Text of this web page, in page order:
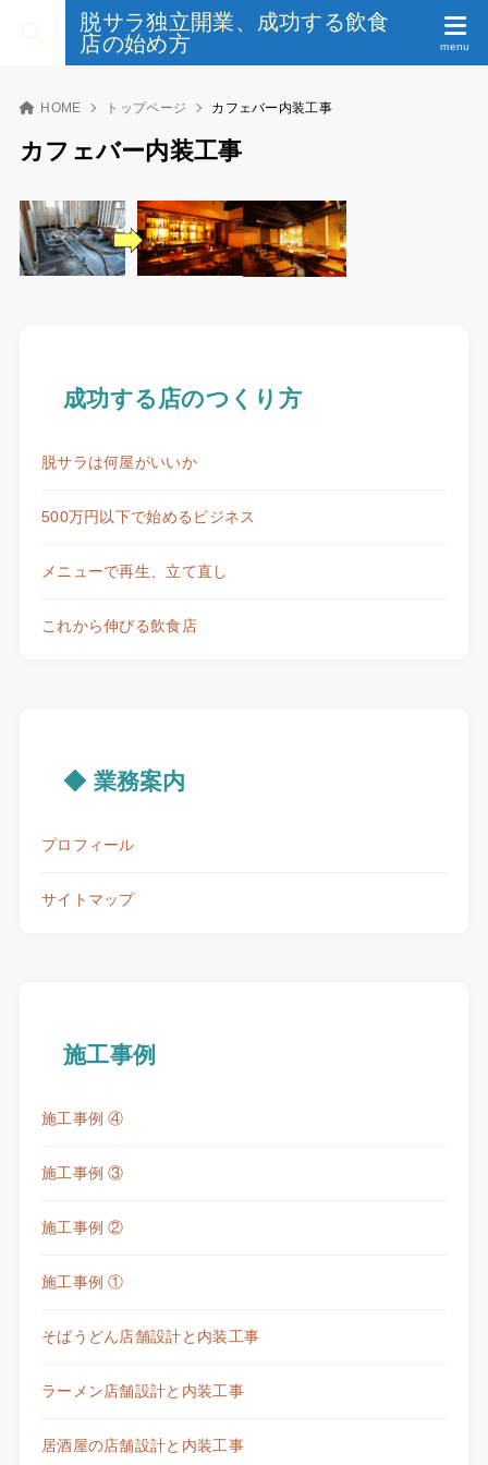
脱サラ独立開業、成功する飲食
店の始め方
HOME トップページ カフェバー内装工事
カフェバー内装工事
成功する店のつくり方
脱サラは何屋がいいか
500万円以下で始めるビジネス
メニューで再生、立て直し
これから伸びる飲食店
◆ 業務案内
プロフィール
サイトマップ
施工事例
施工事例 ④
施工事例 ③
施工事例 ②
施工事例 ①
そばうどん店舗設計と内装工事
ラーメン店舗設計と内装工事
居酒屋の店舗設計と内装工事